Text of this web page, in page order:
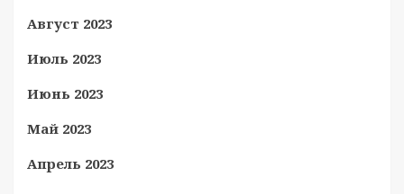
Август 2023
Июль 2023
Июнь 2023
Май 2023
Апрель 2023